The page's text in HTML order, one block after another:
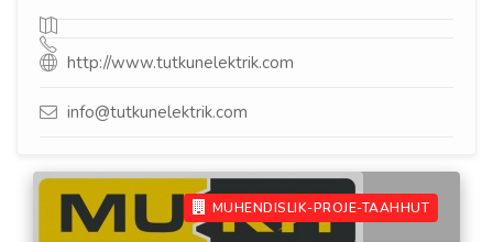
http://www.tutkunelektrik.com
info@tutkunelektrik.com
MUHENDISLIK-PROJE-TAAHHUT